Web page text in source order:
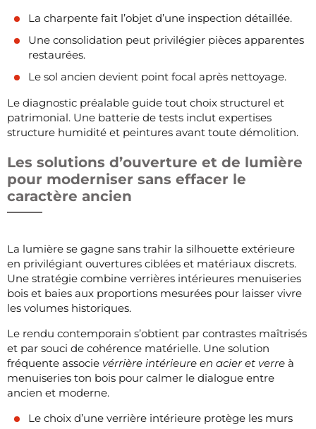
La charpente fait l’objet d’une inspection détaillée.
Une consolidation peut privilégier pièces apparentes
restaurées.
Le sol ancien devient point focal après nettoyage.
Le diagnostic préalable guide tout choix structurel et
patrimonial. Une batterie de tests inclut expertises
structure humidité et peintures avant toute démolition.
Les solutions d’ouverture et de lumière
pour moderniser sans effacer le
caractère ancien
La lumière se gagne sans trahir la silhouette extérieure
en privilégiant ouvertures ciblées et matériaux discrets.
Une stratégie combine verrières intérieures menuiseries
bois et baies aux proportions mesurées pour laisser vivre
les volumes historiques.
Le rendu contemporain s’obtient par contrastes maîtrisés
et par souci de cohérence matérielle. Une solution
fréquente associe vérrière intérieure en acier et verre à
menuiseries ton bois pour calmer le dialogue entre
ancien et moderne.
Le choix d’une verrière intérieure protège les murs